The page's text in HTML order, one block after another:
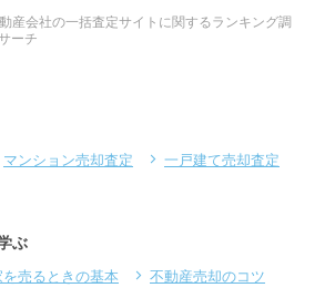
産会社の一括査定サイトに関するランキング調
ーチ
マンション売却査定
一戸建て売却査定
ぶ
を売るときの基本
不動産売却のコツ